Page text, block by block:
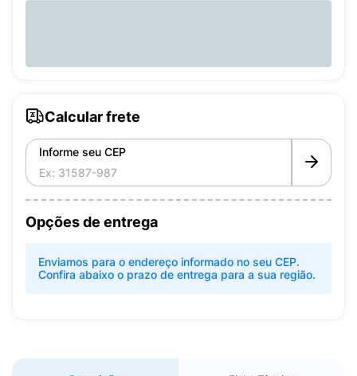
Calcular frete
Informe seu CEP
Opções de entrega
Enviamos para o endereço informado no seu CEP.
Confira abaixo o prazo de entrega para a sua região.